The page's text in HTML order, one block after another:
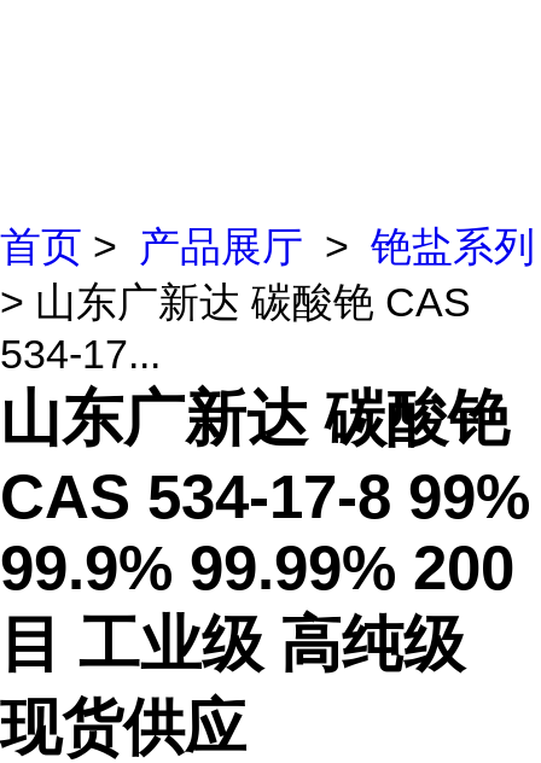
首页 > 产品展厅 > 铯盐系列
> 山东广新达 碳酸铯 CAS
534-17...
山东广新达 碳酸铯
CAS 534-17-8 99%
99.9% 99.99% 200
目 工业级 高纯级
现货供应